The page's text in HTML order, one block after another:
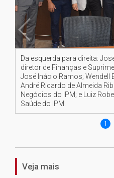
Da esquerda para direita:
diretor de Finanças e
José Inácio Ramos; Wendell
André Ricardo de Almeida
Negócios do IPM; e Luiz
Saúde do IPM.
1
Veja mais